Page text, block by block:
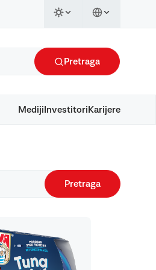
Pretraga
Mediji Investitori Karijere
Pretraga